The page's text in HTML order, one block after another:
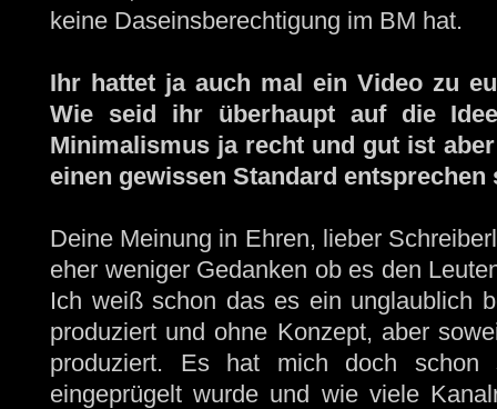
keine Daseinsberechtigung im BM hat.
Ihr hattet ja auch mal ein Video zu
Wie seid ihr überhaupt auf die
Minimalismus ja recht und gut ist
einen gewissen Standard entsprechen
Deine Meinung in Ehren, lieber
eher weniger Gedanken ob es den
Ich weiß schon das es ein unglaublich
produziert und ohne Konzept, aber
produziert. Es hat mich doch
eingeprügelt wurde und wie viele